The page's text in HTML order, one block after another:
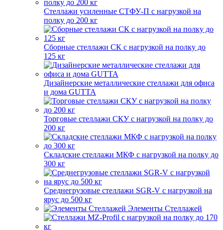
Стеллажи усиленные СТФУ-П с нагрузкой на
полку до 200 кг
Сборные стеллажи СК с нагрузкой на полку до
125 кг
Дизайнерские металлические стеллажи для офиса
и дома GUTTA
Торговые стеллажи СКУ с нагрузкой на полку до
200 кг
Складские стеллажи МКФ с нагрузкой на полку до
300 кг
Среднегрузовые стеллажи SGR-V с нагрузкой на
ярус до 500 кг
Элементы Стеллажей